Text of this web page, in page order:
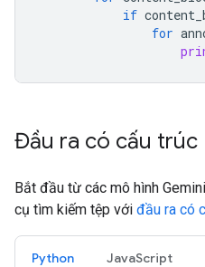
if
for
Đầu ra có cấu trúc
Bắt đầu từ các mô hình
cụ tìm kiếm tệp với đầu ra có
Python JavaScript